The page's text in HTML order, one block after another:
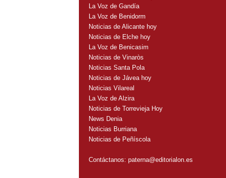
La Voz de Gandía
La Voz de Benidorm
Noticias de Alicante hoy
Noticias de Elche hoy
La Voz de Benicasim
Noticias de Vinaròs
Noticias Santa Pola
Noticias de Jávea hoy
Noticias Vilareal
La Voz de Alzira
Noticias de Torrevieja Hoy
News Denia
Noticias Burriana
Noticias de Peñíscola
Contáctanos: paterna@editorialon.es